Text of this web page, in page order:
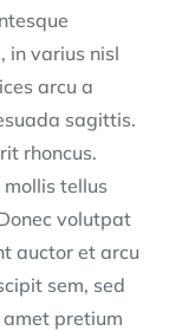
in varius nisl
arcu a
sagittis.
rhoncus.
tellus
volutpat
auctor et arcu
sem, sed
pretium